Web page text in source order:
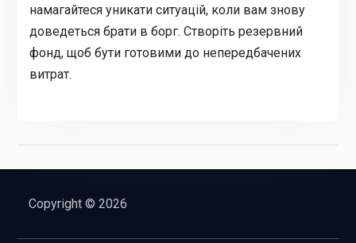
намагайтеся уникати ситуацій, коли вам знову
доведеться брати в борг. Створіть резервний
фонд, щоб бути готовими до непередбачених
витрат.
Copyright © 2026